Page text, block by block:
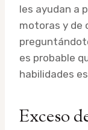
les ayudan a
motoras y de
es probable
habilidades
Exceso